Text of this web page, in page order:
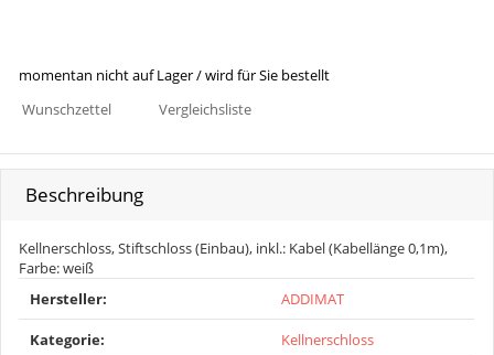
momentan nicht auf Lager / wird für Sie bestellt
Wunschzettel
Vergleichsliste
Beschreibung
Kellnerschloss, Stiftschloss (Einbau), inkl.: Kabel (Kabellänge 0,1m),
Farbe: weiß
Produkteigenschaft
Wert
Hersteller: ADDIMAT
Kategorie: Kellnerschloss